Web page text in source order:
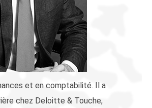
et en comptabilité. Il a
chez Deloitte & Touche,